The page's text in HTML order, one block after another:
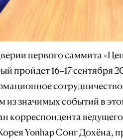
первого саммита
пройдет 16–17 сентября
из значимых событий в
корреспондента
Yonhap Сонг Дохёна,